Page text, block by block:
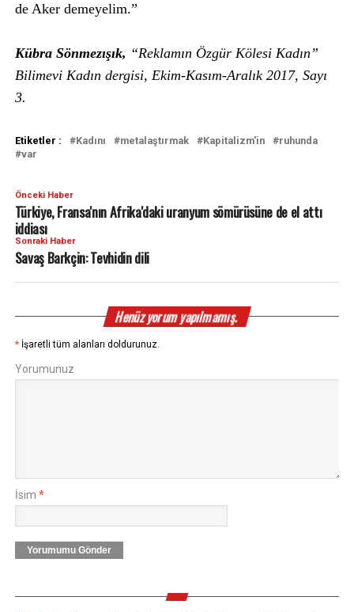
de Aker demeyelim.”
Kübra Sönmezışık, “Reklamın Özgür Kölesi Kadın”
Bilimevi Kadın dergisi, Ekim-Kasım-Aralık 2017, Sayı
3.
Etiketler : Kadını metalaştırmak Kapitalizm'in
ruhunda
var
Önceki Haber
Türkiye, Fransa'nın Afrika'daki uranyum sömürüsüne de el attı
iddiası
Sonraki Haber
Savaş Barkçin: Tevhidin dili
Henüz yorum yapılmamış.
* İşaretli tüm alanları doldurunuz.
Yorumunuz
İsim *
Yorumumu Gönder